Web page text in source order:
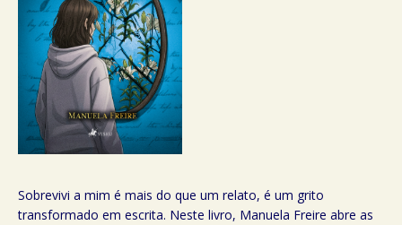
Sobrevivi a mim é mais do que um relato, é um grito
transformado em escrita. Neste livro, Manuela Freire abre as